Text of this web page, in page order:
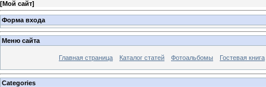
[Мой сайт]
Форма входа
Меню сайта
Главная страница Каталог статей Фотоальбомы Гостевая книга
Categories